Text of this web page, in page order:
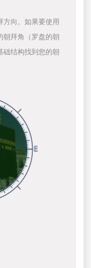
方向。如果要使用
朝拜角（罗盘的朝
础结构找到您的朝